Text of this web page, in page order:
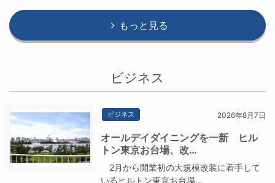
もっと見る
ビジネス
ビジネス 2026年8月7日
オールデイダイニングを一新 ヒル
トン東京お台場、改…
2月から開業初の大規模改装に着手して
いるヒルトン東京お台場…